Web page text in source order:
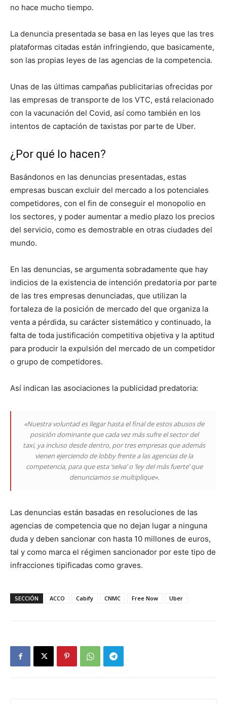
no hace mucho tiempo.
La denuncia presentada se basa en las leyes que las tres
plataformas citadas están infringiendo, que basicamente,
son las propias leyes de las agencias de la competencia.
Unas de las últimas campañas publicitarias ofrecidas por
las empresas de transporte de los VTC, está relacionado
con la vacunación del Covid, así como también en los
intentos de captación de taxistas por parte de Uber.
¿Por qué lo hacen?
Basándonos en las denuncias presentadas, estas
empresas buscan excluir del mercado a los potenciales
competidores, con el fin de conseguir el monopolio en
los sectores, y poder aumentar a medio plazo los precios
del servicio, como es demostrable en otras ciudades del
mundo.
En las denuncias, se argumenta sobradamente que hay
indicios de la existencia de intención predatoria por parte
de las tres empresas denunciadas, que utilizan la
fortaleza de la posición de mercado del que organiza la
venta a pérdida, su carácter sistemático y continuado, la
falta de toda justificación competitiva objetiva y la aptitud
para producir la expulsión del mercado de un competidor
o grupo de competidores.
Así indican las asociaciones la publicidad predatoria:
«Nuestra voluntad es llegar hasta el final de estos abusos de
posición dominante que cada vez más sufre el sector del
taxi, ya incluso desde dentro, por tres empresas que además
vienen ejerciendo de lobby frente a las agencias de la
competencia, para que esta ‘selva’ o ‘ley del más fuerte’ que
denunciamos se multiplique».
Las denuncias están basadas en resoluciones de las
agencias de competencia que no dejan lugar a ninguna
duda y deben sancionar con hasta 10 millones de euros,
tal y como marca el régimen sancionador por este tipo de
infracciones tipificadas como graves.
SECCIÓN ACCO Cabify CNMC Free Now Uber